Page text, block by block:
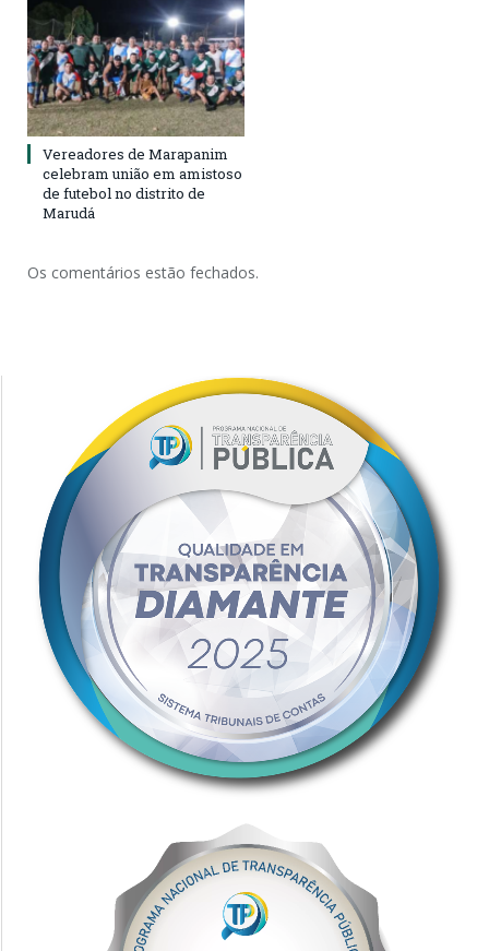
Vereadores de Marapanim
celebram união em amistoso
de futebol no distrito de
Marudá
Os comentários estão fechados.